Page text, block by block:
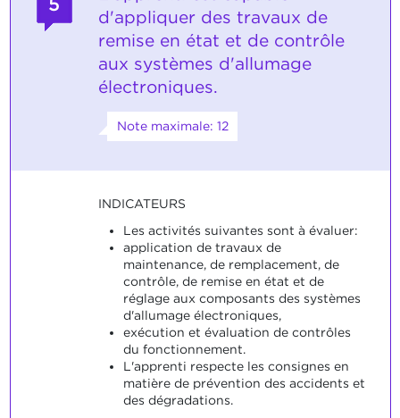
d'appliquer des travaux de
remise en état et de contrôle
aux systèmes d'allumage
électroniques.
Note maximale: 12
INDICATEURS
Les activités suivantes sont à évaluer:
application de travaux de
maintenance, de remplacement, de
contrôle, de remise en état et de
réglage aux composants des systèmes
d'allumage électroniques,
exécution et évaluation de contrôles
du fonctionnement.
L'apprenti respecte les consignes en
matière de prévention des accidents et
des dégradations.